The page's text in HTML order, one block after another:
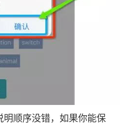
顺序没错，如果你能保